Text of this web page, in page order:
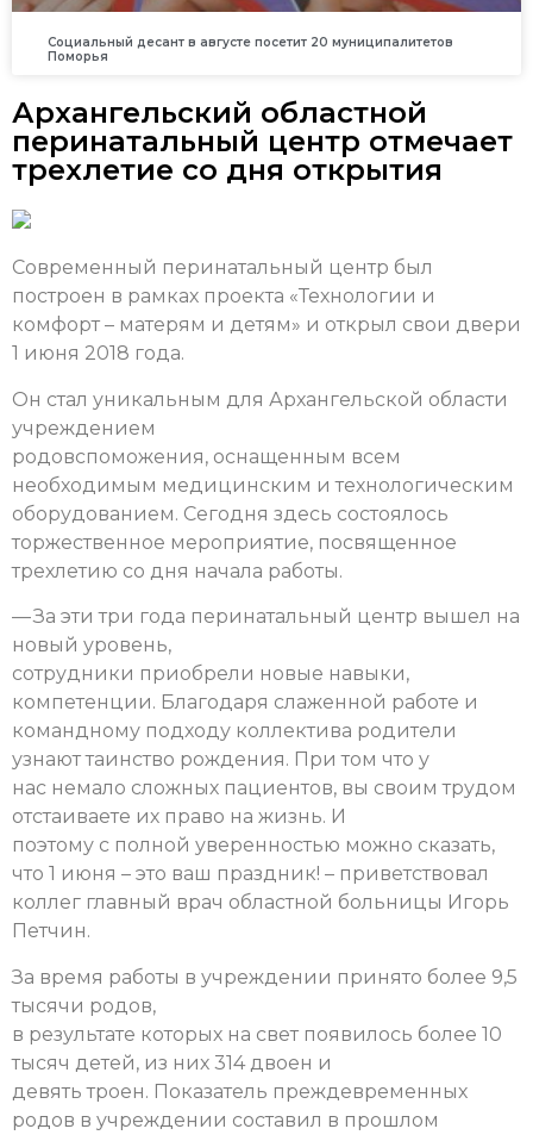
Социальный десант в августе посетит 20 муниципалитетов
Поморья
Архангельский областной
перинатальный центр отмечает
трехлетие со дня открытия
Современный перинатальный центр был
построен в рамках проекта «Технологии и
комфорт – матерям и детям» и открыл свои двери
1 июня 2018 года.
Он стал уникальным для Архангельской области
учреждением
родовспоможения, оснащенным всем
необходимым медицинским и технологическим
оборудованием. Сегодня здесь состоялось
торжественное мероприятие, посвященное
трехлетию со дня начала работы.
— За эти три года перинатальный центр вышел на
новый уровень,
сотрудники приобрели новые навыки,
компетенции. Благодаря слаженной работе и
командному подходу коллектива родители
узнают таинство рождения. При том что у
нас немало сложных пациентов, вы своим трудом
отстаиваете их право на жизнь. И
поэтому с полной уверенностью можно сказать,
что 1 июня – это ваш праздник! – приветствовал
коллег главный врач областной больницы Игорь
Петчин.
За время работы в учреждении принято более 9,5
тысячи родов,
в результате которых на свет появилось более 10
тысяч детей, из них 314 двоен и
девять троен. Показатель преждевременных
родов в учреждении составил в прошлом